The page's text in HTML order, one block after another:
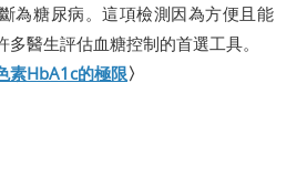
為糖尿病。這項檢測因為方便且能
醫生評估血糖控制的首選工具。
素HbA1c的極限〉